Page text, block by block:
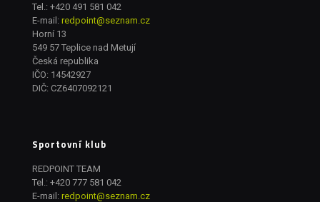
Tel.: +420 491 581 042
E-mail: redpoint@seznam.cz
Horní 13
549 57 Teplice nad Metují
Česká republika
IČO: 14542927
DIČ: CZ6407092121
Sportovní klub
REDPOINT TEAM
Tel.: +420 777 581 042
E-mail: redpoint@seznam.cz